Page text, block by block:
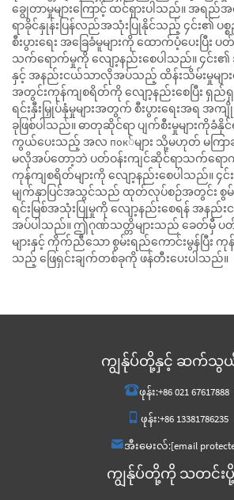
ချွေတာမှုများကြောင့် ထင်ရှားပါသည်။ အရည်
ရာခိုင်နှုန်းပြန်လည်အသုံးပြုနိုင်သည့် ၄င်း၏ ပစ္
စီးပွားရေး အခြေခံမူများကို ထောက်ပံ့ပေးပြီး
သက်ရောက်မှုကို လျော့နည်းစေပါသည်။ ၄င်း၏
နှင့် အနည်းငယ်သာလိုအပ်သည့် ထိန်းသိမ်းမှုမျာ
အတွင်းကုန်ကျစရိတ်ကို လျော့နည်းစေပြီး ရှည်
ရင်းနှီးမြှုပ်နှံမှုများအတွက် စီးပွားရေးအရ အက
ခုဖြစ်ပါသည်။ ဓာတုဆိုင်ရာ ပျက်စီးမှုများကိုခံ
ကွယ်ပေးသည့် အလ пок်များ သို့မဟုတ် မကြာခ
မလိုအပ်တော့ဘဲ ပတ်ဝန်းကျင်ဆိုင်ရာသက်ရေ
ကုန်ကျစရိတ်များကို လျော့နည်းစေပါသည်။ ၄
မျက်နှာပြင်အသွင်သည် ထုတ်လုပ်စဉ်အတွင်း စွမ်း
ရင်းမြစ်အသုံးပြုမှုကို လျော့နည်းစေရန် အနည်
အပ်ပါသည်။ ဤဂုဏ်သတ္တိများသည် ခေတ်မှီ ပတ်
များနှင့် ကိုက်ညီသော စွမ်းရည်ကောင်းမွန်ပြီး
သည့် ဖြေရှင်းချက်တစ်ခုကို ဖန်တီးပေးပါသည်။
ကျွန်ုပ်တို့နှင့် ဆက်သွယ်
ဖုန်း:+86 021 67617888
ဖုန်း:+86 13381786235
အီးမေးလ်:[email
ကျွန်ုပ်တို့ကို သတင်းပို့